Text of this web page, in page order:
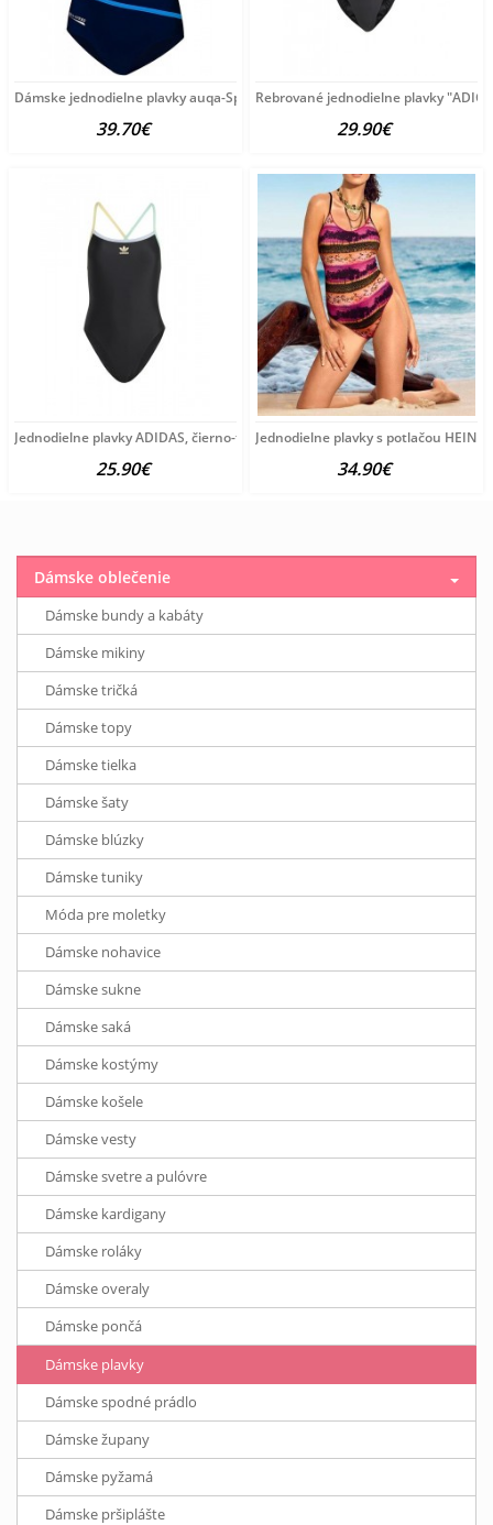
Dámske jednodielne plavky auqa-Speed A2761
39.70€
Rebrované jednodielne plavky
29.90€
Jednodielne plavky ADIDAS, čierno-farebné
25.90€
Jednodielne plavky s potlačou
34.90€
Dámske oblečenie
Dámske bundy a kabáty
Dámske mikiny
Dámske tričká
Dámske topy
Dámske tielka
Dámske šaty
Dámske blúzky
Dámske tuniky
Móda pre moletky
Dámske nohavice
Dámske sukne
Dámske saká
Dámske kostýmy
Dámske košele
Dámske vesty
Dámske svetre a pulóvre
Dámske kardigany
Dámske roláky
Dámske overaly
Dámske pončá
Dámske plavky
Dámske spodné prádlo
Dámske župany
Dámske pyžamá
Dámske pršiplášte